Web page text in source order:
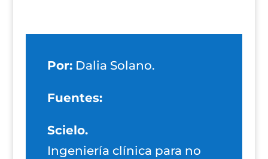
Por:Dalia Solano.
Fuentes:
Scielo.
Ingeniería clínica para no